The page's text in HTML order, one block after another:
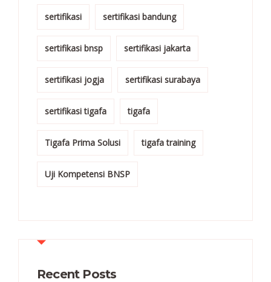
sertifikasi sertifikasi bandung
sertifikasi bnsp sertifikasi jakarta
sertifikasi jogja sertifikasi surabaya
sertifikasi tigafa tigafa
Tigafa Prima Solusi tigafa training
Uji Kompetensi BNSP
Recent Posts